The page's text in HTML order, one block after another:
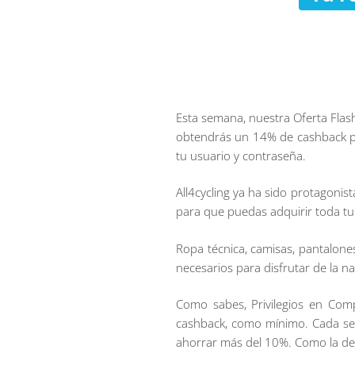
Esta semana, nuestra Oferta
obtendrás un 14% de cashback
tu usuario y contraseña.
All4cycling ya ha sido
para que puedas adquirir toda
Ropa técnica, camisas,
necesarios para disfrutar de la
Como sabes, Privilegios en
cashback, como mínimo. Cada
ahorrar más del 10%. Como la